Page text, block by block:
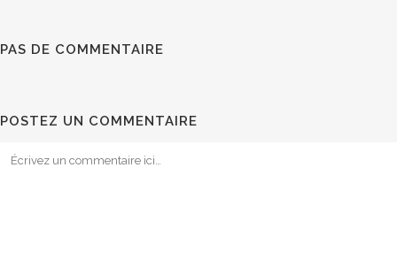
PAS DE COMMENTAIRE
POSTEZ UN COMMENTAIRE